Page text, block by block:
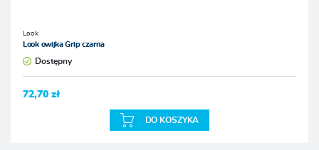
Look
Look owijka Grip czarna
Dostępny
72,70 zł
DO KOSZYKA